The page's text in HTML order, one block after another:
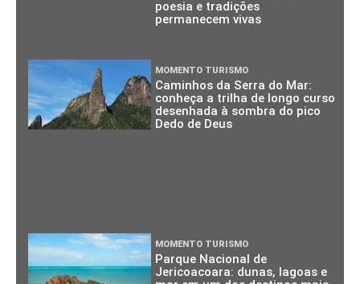
poesia e tradições
permanecem vivas
MOMENTO TURISMO
Caminhos da Serra do Mar:
conheça a trilha de longo curso
desenhada à sombra do pico
Dedo de Deus
MOMENTO TURISMO
Parque Nacional de
Jericoacoara: dunas, lagoas e